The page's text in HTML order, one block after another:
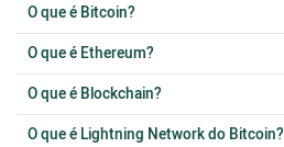
O que é Bitcoin?
O que é Ethereum?
O que é Blockchain?
O que é Lightning Network do Bitcoin?